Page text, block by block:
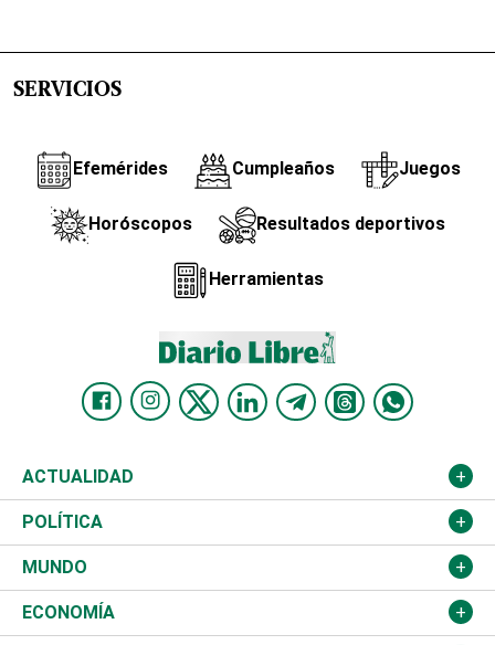
SERVICIOS
Efemérides Cumpleaños Juegos
Horóscopos Resultados deportivos
Herramientas
ACTUALIDAD
Nacional
Ciudad
Educación
POLÍTICA
Partidos
JCE
MUNDO
Estados Unidos
ECONOMÍA